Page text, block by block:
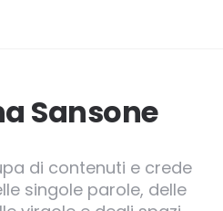
Sansone
di contenuti e crede
singole parole, delle